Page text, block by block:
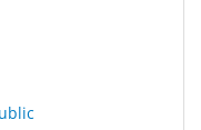
ultrason